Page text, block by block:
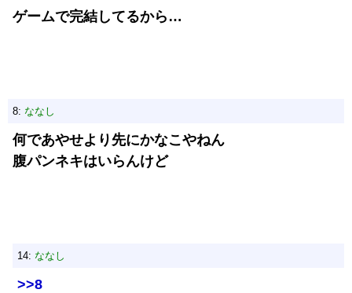
ゲームで完結してるから…
8: ななし
何であやせより先にかなこやねん
腹パンネキはいらんけど
14: ななし
>>8